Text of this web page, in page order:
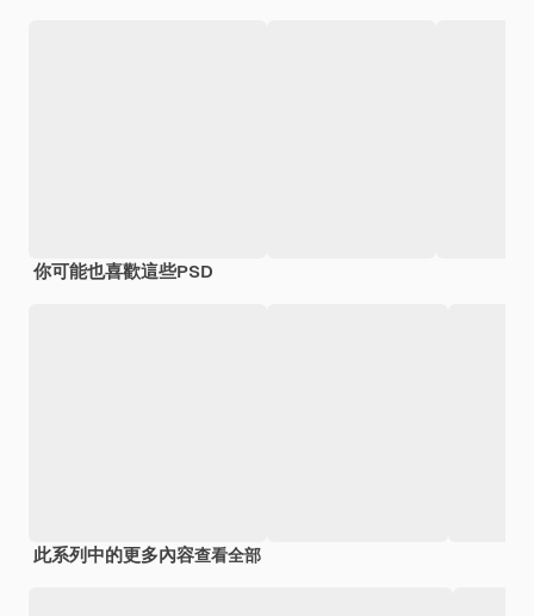
你可能也喜歡這些PSD
此系列中的更多內容查看全部